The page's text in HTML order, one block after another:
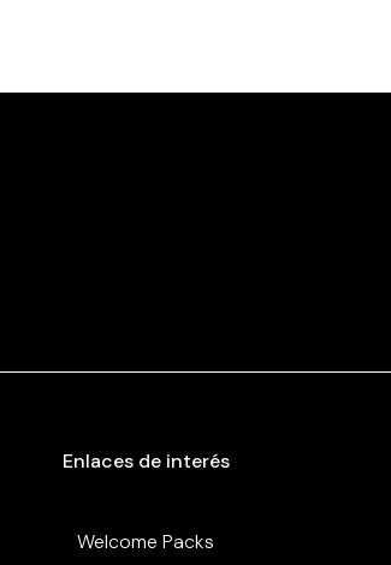
Enlaces de interés
Welcome Packs